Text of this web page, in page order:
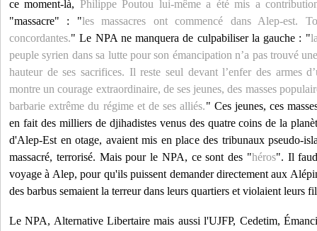
ce moment-là, Philippe Poutou lui-même a été mis a
"massacre" : "les massacres ont commencé dans Alep-est.
concordantes." Le NPA ne manquera de culpabiliser la gauche : "
peuple syrien dans sa lutte pour son émancipation n’a pas trouvé
hauteur de ses sacrifices. Il reste seul devant l’enfer des armes
montre un courage extraordinaire, de ses jeunes, des masses
barbarie extrême du régime et de ses alliés." Ces jeunes, ces
en fait des milliers de djihadistes venus des quatre coins de la
d'Alep-Est en otage, avaient mis en place des tribunaux pseudo-
massacré, terrorisé. Mais pour le NPA, ce sont des "héros". Il
voyage à Alep, pour qu'ils puissent demander directement aux
des barbus semaient la terreur dans leurs quartiers et violaient leurs
Le NPA, Alternative Libertaire mais aussi l'UJFP, Cedetim,